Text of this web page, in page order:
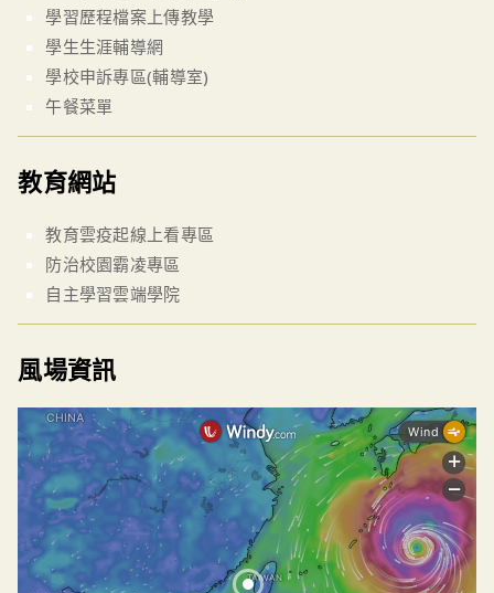
學習歷程檔案上傳教學
學生生涯輔導網
學校申訴專區(輔導室)
午餐菜單
教育網站
教育雲疫起線上看專區
防治校園霸凌專區
自主學習雲端學院
風場資訊